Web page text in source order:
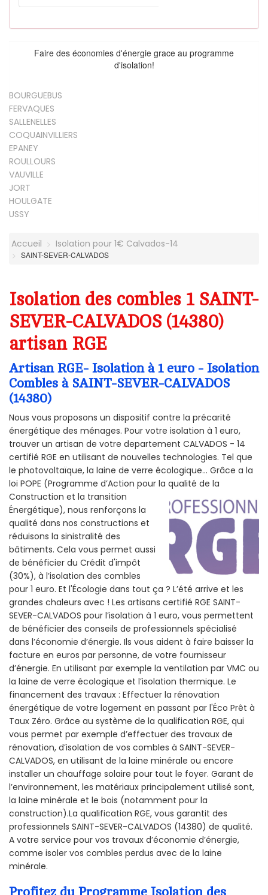
Faire des économies d'énergie grace au programme
d'isolation!
BOURGUEBUS
FERVAQUES
SALLENELLES
COQUAINVILLIERS
EPANEY
ROULLOURS
VAUVILLE
JORT
HOULGATE
USSY
Accueil Isolation pour 1€ Calvados-14
SAINT-SEVER-CALVADOS
Isolation des combles 1 SAINT-
SEVER-CALVADOS (14380)
artisan RGE
Artisan RGE- Isolation à 1 euro - Isolation
Combles à SAINT-SEVER-CALVADOS
(14380)
Nous vous proposons un dispositif contre la précarité
énergétique des ménages. Pour votre isolation à 1 euro,
trouver un artisan de votre departement CALVADOS - 14
certifié RGE en utilisant de nouvelles technologies. Tel que
le photovoltaïque, la laine de verre écologique... Grâce a la
loi POPE (Programme d’Action pour la qualité de la
Construction et la transition
Énergétique), nous renforçons la
qualité dans nos constructions et
réduisons la sinistralité des
bâtiments. Cela vous permet aussi
de bénéficier du Crédit d'impôt
(30%), à l’isolation des combles
pour 1 euro. Et l'Écologie dans tout ça ? L’été arrive et les
grandes chaleurs avec ! Les artisans certifié RGE SAINT-
SEVER-CALVADOS pour l’isolation à 1 euro, vous permettent
de bénéficier des conseils de professionnels spécialisé
dans l’économie d’énergie. Ils vous aident à faire baisser la
facture en euros par personne, de votre fournisseur
d’énergie. En utilisant par exemple la ventilation par VMC ou
la laine de verre écologique et l’isolation thermique. Le
financement des travaux : Effectuer la rénovation
énergétique de votre logement en passant par l'Éco Prêt à
Taux Zéro. Grâce au système de la qualification RGE, qui
vous permet par exemple d’effectuer des travaux de
rénovation, d’isolation de vos combles à SAINT-SEVER-
CALVADOS, en utilisant de la laine minérale ou encore
installer un chauffage solaire pour tout le foyer. Garant de
l’environnement, les matériaux principalement utilisé sont,
la laine minérale et le bois (notamment pour la
construction).La qualification RGE, vous garantit des
professionnels SAINT-SEVER-CALVADOS (14380) de qualité.
A votre service pour vos travaux d’économie d’énergie,
comme isoler vos combles perdus avec de la laine
minérale.